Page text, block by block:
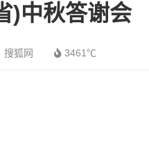
)中秋答谢会
狐网 3461℃